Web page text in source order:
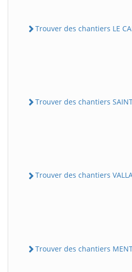
Trouver des chantiers LE
Trouver des chantiers
Trouver des chantiers
Trouver des chantiers